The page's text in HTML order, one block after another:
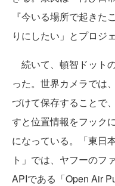
『今いる場所で起きた
りにしたい」とプロジ
続いて、 頓智 ドット
った。世界カメラでは
づけて保存することで
すと位置情報をフック
になっている。「東日
ト」では、ヤフーのフ
APIである「Open Air